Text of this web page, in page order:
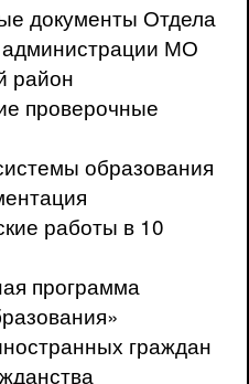
документы Отдела
МО
район
проверочные
образования
работы в 10
программа
граждан